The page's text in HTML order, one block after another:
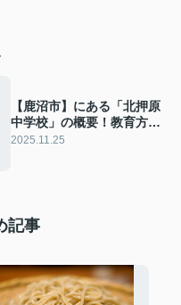
【鹿沼市】にある「北押原
中学校」の概要！教育方針
や地域連携もご紹介
2025.11.25
記事